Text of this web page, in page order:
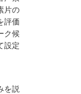
片の
評価
ク候
設定
を説